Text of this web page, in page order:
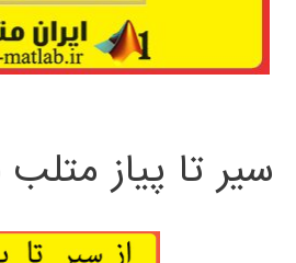
سیر تا پیاز متلب MATLAB